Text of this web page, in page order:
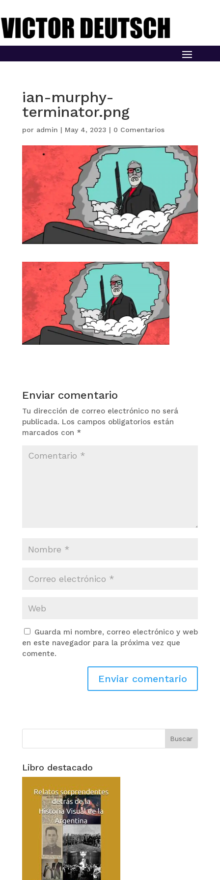
ian-murphy-
terminator.png
por admin | May 4, 2023 | 0 Comentarios
Enviar comentario
Tu dirección de correo electrónico no será
publicada. Los campos obligatorios están
marcados con *
Guarda mi nombre, correo electrónico y web
en este navegador para la próxima vez que
comente.
Libro destacado